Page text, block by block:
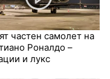
частен самолет на
Роналдо –
и лукс